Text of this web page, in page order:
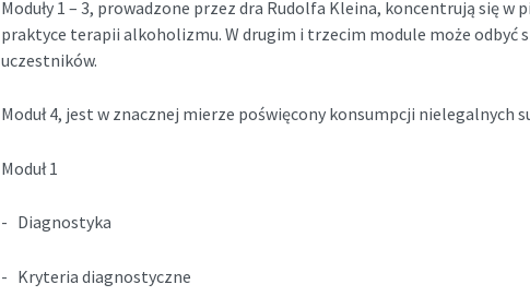
Moduły 1 – 3, prowadzone przez dra Rudolfa Kleina, koncentrują się w
praktyce terapii alkoholizmu. W drugim i trzecim module może odbyć
uczestników.
Moduł 4, jest w znacznej mierze poświęcony konsumpcji nielegalnych
Moduł 1
- Diagnostyka
- Kryteria diagnostyczne